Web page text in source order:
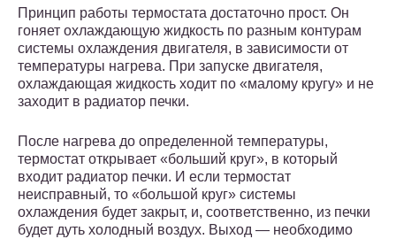
Принцип работы термостата достаточно прост. Он
гоняет охлаждающую жидкость по разным контурам
системы охлаждения двигателя, в зависимости от
температуры нагрева. При запуске двигателя,
охлаждающая жидкость ходит по «малому кругу» и не
заходит в радиатор печки.
После нагрева до определенной температуры,
термостат открывает «больший круг», в который
входит радиатор печки. И если термостат
неисправный, то «большой круг» системы
охлаждения будет закрыт, и, соответственно, из печки
будет дуть холодный воздух. Выход — необходимо